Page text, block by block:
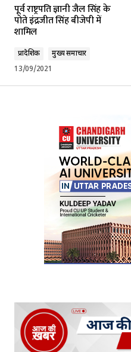
पूर्व राष्ट्रपति ज्ञानी जैल सिंह के
पोते इंद्रजीत सिंह बीजेपी में
शामिल
प्रादेशिक
मुख्य समाचार
13/09/2021